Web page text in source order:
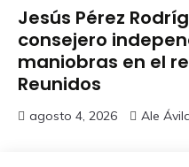
Jesús Pérez
consejero
maniobras en el
Reunidos
agosto 4, 2026 Ale